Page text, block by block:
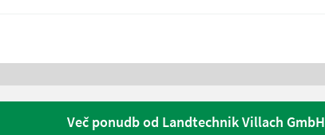
Več ponudb od Landtechnik Villach GmbH